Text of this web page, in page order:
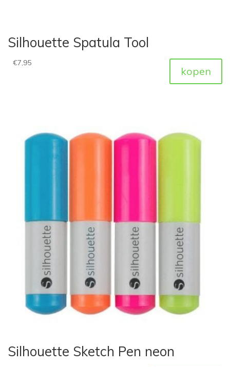
Silhouette Spatula Tool
€7,95
kopen
Silhouette Sketch Pen neon